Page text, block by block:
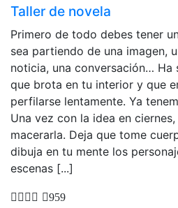
Taller de novela
Primero de todo debes tener
sea partiendo de una imagen,
noticia, una conversación… Ha
que brota en tu interior y que
perfilarse lentamente. Ya
Una vez con la idea en
macerarla. Deja que tome
dibuja en tu mente los
escenas [...]
959